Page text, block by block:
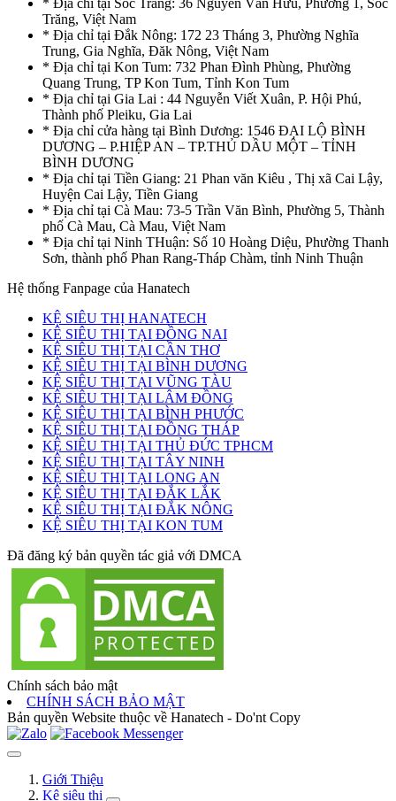
Trăng, Việt Nam
* Địa chỉ tại Đắk Nông: 172 23 Tháng 3, Phường Nghĩa
Trung, Gia Nghĩa, Đăk Nông, Việt Nam
* Địa chỉ tại Kon Tum: 732 Phan Đình Phùng, Phường
Quang Trung, TP Kon Tum, Tỉnh Kon Tum
* Địa chỉ tại Gia Lai : 44 Nguyễn Viết Xuân, P. Hội Phú,
Thành phố Pleiku, Gia Lai
* Địa chỉ cửa hàng tại Bình Dương: 1546 ĐẠI LỘ BÌNH
DƯƠNG – P.HIỆP AN – TP.THỦ DẦU MỘT – TỈNH
BÌNH DƯƠNG
* Địa chỉ tại Tiền Giang: 21 Phan văn Kiêu , Thị xã Cai Lậy,
Huyện Cai Lậy, Tiền Giang
* Địa chỉ tại Cà Mau: 73-5 Trần Văn Bình, Phường 5, Thành
phố Cà Mau, Cà Mau, Việt Nam
* Địa chỉ tại Ninh THuận: Số 10 Hoàng Diệu, Phường Thanh
Sơn, thành phố Phan Rang-Tháp Chàm, tỉnh Ninh Thuận
Hệ thống Fanpage của Hanatech
KỆ SIÊU THỊ HANATECH
KỆ SIÊU THỊ TẠI ĐỒNG NAI
KỆ SIÊU THỊ TẠI CẦN THƠ
KỆ SIÊU THỊ TẠI BÌNH DƯƠNG
KỆ SIÊU THỊ TẠI VŨNG TÀU
KỆ SIÊU THỊ TẠI LÂM ĐỒNG
KỆ SIÊU THỊ TẠI BÌNH PHƯỚC
KỆ SIÊU THỊ TẠI ĐỒNG THÁP
KỆ SIÊU THỊ TẠI THỦ ĐỨC TPHCM
KỆ SIÊU THỊ TẠI TÂY NINH
KỆ SIÊU THỊ TẠI LONG AN
KỆ SIÊU THỊ TẠI ĐẮK LẮK
KỆ SIÊU THỊ TẠI ĐẮK NÔNG
KỆ SIÊU THỊ TẠI KON TUM
Đã đăng ký bản quyền tác giả với DMCA
Chính sách bảo mật
CHÍNH SÁCH BẢO MẬT
Bản quyền Website thuộc về Hanatech - Do'nt Copy
Giới Thiệu
Kệ siêu thị